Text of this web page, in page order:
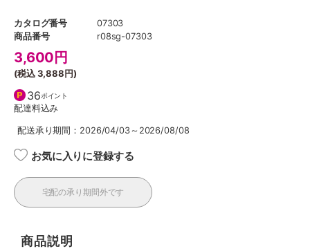
カタログ番号
07303
商品番号
r08sg-07303
3,600 円
(税込3,888円)
36ポイント
配達料込み
配送承り期間：2026/04/03～2026/08/08
お気に入りに登録する
宅配の承り期間外です
商品説明